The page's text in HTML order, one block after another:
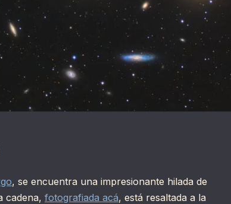
, se encuentra una impresionante hilada de
cadena, fotografiada acá, está resaltada a la